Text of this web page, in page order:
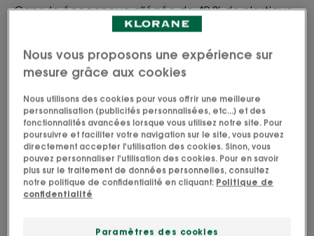
Capsule écoconçue allégée de 40 % de plastique.
Idéal pour
Famille
Âge
Nous vous proposons une expérience sur
mesure grâce aux cookies
Nous utilisons des cookies pour vous offrir une meilleure
personnalisation (publicités personnalisées, etc...) et des
fonctionnalités avancées lorsque vous utilisez notre site. Pour
poursuivre et faciliter votre navigation sur le site, vous pouvez
directement accepter l'utilisation des cookies. Sinon, vous
pouvez personnaliser l'utilisation des cookies. Pour en savoir
plus sur le traitement de données personnelles, consultez
notre politique de confidentialité en cliquant: Politique de
confidentialité
Paramètres des cookies